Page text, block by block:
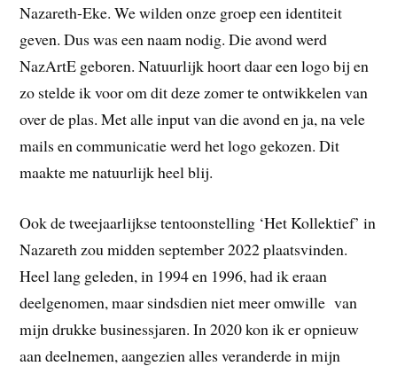
Nazareth-Eke. We wilden onze groep een identiteit
geven. Dus was een naam nodig. Die avond werd
NazArtE geboren. Natuurlijk hoort daar een logo bij en
zo stelde ik voor om dit deze zomer te ontwikkelen van
over de plas. Met alle input van die avond en ja, na vele
mails en communicatie werd het logo gekozen. Dit
maakte me natuurlijk heel blij.
Ook de tweejaarlijkse tentoonstelling ‘Het Kollektief’ in
Nazareth zou midden september 2022 plaatsvinden.
Heel lang geleden, in 1994 en 1996, had ik eraan
deelgenomen, maar sindsdien niet meer omwille van
mijn drukke businessjaren. In 2020 kon ik er opnieuw
aan deelnemen, aangezien alles veranderde in mijn